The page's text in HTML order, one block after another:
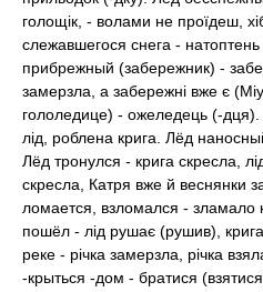
голощік, - волами не проїдеш,
слежавшегося снега -
прибрежный (забережник) -
замерзла, а забережні вже є
гололедице) - ожеледець (-
лід, роблена крига. Лёд
Лёд тронулся - крига скресла,
скресла, Катря вже й веснянки
ломается, взломался - зламало
пошёл - лід рушає (рушив),
реке - річка замерзла, річка
-крыться -дом - братися